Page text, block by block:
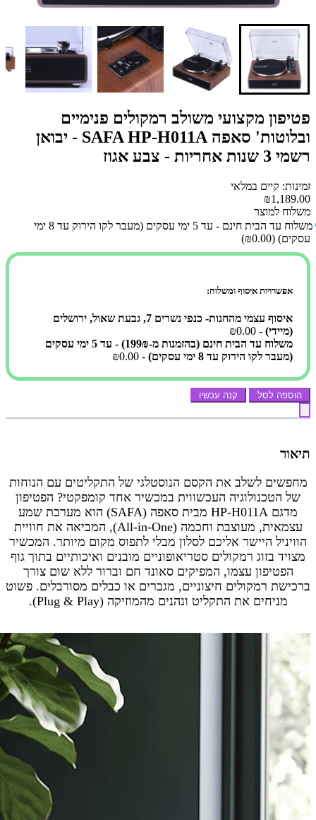
פטיפון מקצועי משולב רמקולים פנימיים
ובלוטות' סאפה SAFA HP-H011A - יבואן
רשמי 3 שנות אחריות - צבע אגוז
זמינות: קיים במלאי
₪1,189.00
משלוח למוצר
משלוח עד הבית חינם - עד 5 ימי עסקים (מעבר לקו הירוק עד 8 ימי
עסקים) (₪0.00)
אפשרויות איסוף ומשלוח:
איסוף עצמי מהחנות- כנפי נשרים 7, גבעת שאול, ירושלים
(מיידי) - ₪0.00
משלוח עד הבית חינם (בהזמנות מ-199₪) - עד 5 ימי עסקים
(מעבר לקו הירוק עד 8 ימי עסקים)
- ₪0.00
הוספה לסל קנה עכשיו
תיאור
מחפשים לשלב את הקסם הנוסטלגי של התקליטים עם הנוחות
של הטכנולוגיה העכשווית במכשיר אחד קומפקטי? הפטיפון
מדגם HP-H011A מבית סאפה (SAFA) הוא מערכת שמע
עצמאית, מעוצבת וחכמה (All-in-One), המביאה את חוויית
הוויניל היישר אליכם לסלון מבלי לתפוס מקום מיותר. המכשיר
מצויד בזוג רמקולים סטריאופוניים מובנים ואיכותיים בתוך גוף
הפטיפון עצמו, המפיקים סאונד חם וברור ללא שום צורך
ברכישת רמקולים חיצוניים, מגברים או כבלים מסורבלים. פשוט
מניחים את התקליט ונהנים מהמוזיקה (Plug & Play).